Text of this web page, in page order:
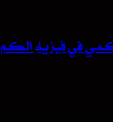
في فيزياء الكم